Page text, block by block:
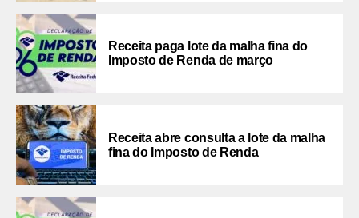
Receita paga lote da malha fina do
Imposto de Renda de março
Receita abre consulta a lote da malha
fina do Imposto de Renda